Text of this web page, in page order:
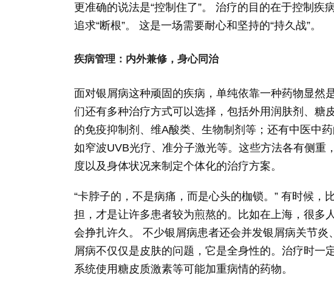
更准确的说法是“控制住了”。 治疗的目的在于控制疾
追求“断根”。 这是一场需要耐心和坚持的“持久战”。
疾病管理：内外兼修，身心同治
面对银屑病这种顽固的疾病，单纯依靠一种药物显然
们还有多种治疗方式可以选择，包括外用润肤剂、糖
的免疫抑制剂、维A酸类、生物制剂等；还有中医中
如窄波UVB光疗、准分子激光等。这些方法各有侧重
度以及身体状况来制定个体化的治疗方案。
“卡脖子的，不是病痛，而是心头的枷锁。” 有时候，
担，才是让许多患者较为煎熬的。比如在上海，很多
会挣扎许久。 不少银屑病患者还会并发银屑病关节
屑病不仅仅是皮肤的问题，它是全身性的。治疗时一
系统使用糖皮质激素等可能加重病情的药物。